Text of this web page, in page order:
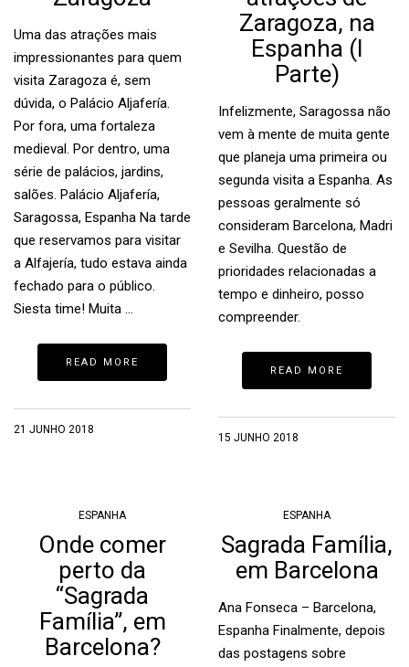
Uma das atrações mais
impressionantes para quem
visita Zaragoza é, sem
dúvida, o Palácio Aljafería.
Por fora, uma fortaleza
medieval. Por dentro, uma
série de palácios, jardins,
salões. Palácio Aljafería,
Saragossa, Espanha Na tarde
que reservamos para visitar
a Alfajería, tudo estava ainda
fechado para o público.
Siesta time! Muita …
READ MORE
21 JUNHO 2018
Zaragoza, na
Espanha (I
Parte)
Infelizmente, Saragossa não
vem à mente de muita gente
que planeja uma primeira ou
segunda visita a Espanha. As
pessoas geralmente só
consideram Barcelona, Madri
e Sevilha. Questão de
prioridades relacionadas a
tempo e dinheiro, posso
compreender.
READ MORE
15 JUNHO 2018
ESPANHA
Onde comer
perto da
“Sagrada
Família”, em
Barcelona?
ESPANHA
Sagrada Família,
em Barcelona
Ana Fonseca – Barcelona,
Espanha Finalmente, depois
das postagens sobre